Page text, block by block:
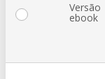
Versão
ebook